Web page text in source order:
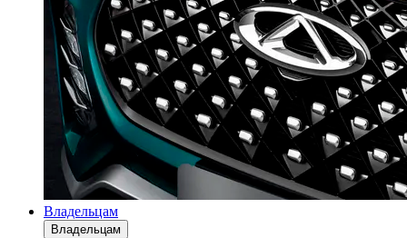
Владельцам
Владельцам